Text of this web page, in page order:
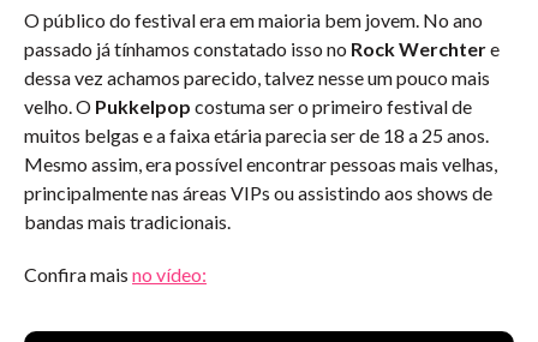
O público do festival era em maioria bem jovem. No ano
passado já tínhamos constatado isso no Rock Werchtere
dessa vez achamos parecido, talvez nesse um pouco mais
velho. O Pukkelpop costuma ser o primeiro festival de
muitos belgas e a faixa etária parecia ser de 18 a 25 anos.
Mesmo assim, era possível encontrar pessoas mais velhas,
principalmente nas áreas VIPs ou assistindo aos shows de
bandas mais tradicionais.
Confira mais no vídeo: